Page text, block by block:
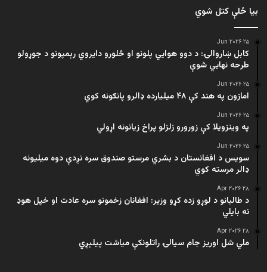
بیا ځلې کتل شوي
۲۵ Jun ۲۰۲۶
کابل ښاروالۍ: د دوو هوايي پلونو او څلورو دایروي رېمپونو د جوړولو
طرحه نهایي شوې
۲۵ Jun ۲۰۲۶
امازون په هند کې ۴۸ میلیارده ډالرو پانګونه کوي
۲۵ Jun ۲۰۲۶
په وینزویلا کې زورورو زلزلو پراخ زیانونه اړولي
۲۵ Jun ۲۰۲۶
سویس د افغانستان د بشري مرستو صندوق سره نږدې دوه میلیونه
ډالر مرسته کوي
۲۸ Apr ۲۰۲۶
د طالبانو د لوړو زده کړو وزیر: افغانان زخمونو سره عادت او خپل هوډ
نه بایلي
۲۸ Apr ۲۰۲۶
ملي شل اوریز جام سیالۍ راتلونکې میاشت پیلېږي